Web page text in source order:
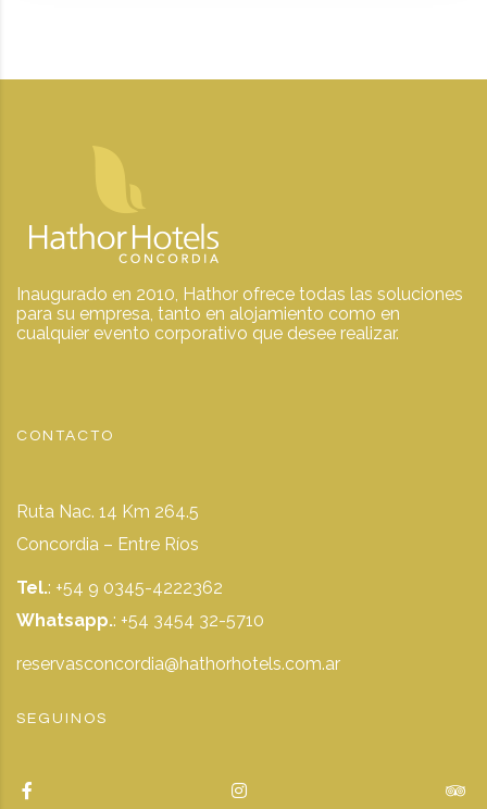
Inaugurado en 2010, Hathor ofrece todas las soluciones
para su empresa, tanto en alojamiento como en
cualquier evento corporativo que desee realizar.
CONTACTO
Ruta Nac. 14 Km 264.5
Concordia – Entre Ríos
Tel.: +54 9 0345-4222362
Whatsapp.: +54 3454 32-5710
reservasconcordia@hathorhotels.com.ar
SEGUINOS